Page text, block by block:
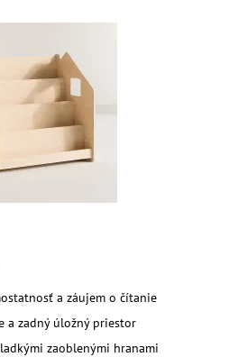
a záujem o čítanie
a zadný úložný priestor
zaoblenými hranami